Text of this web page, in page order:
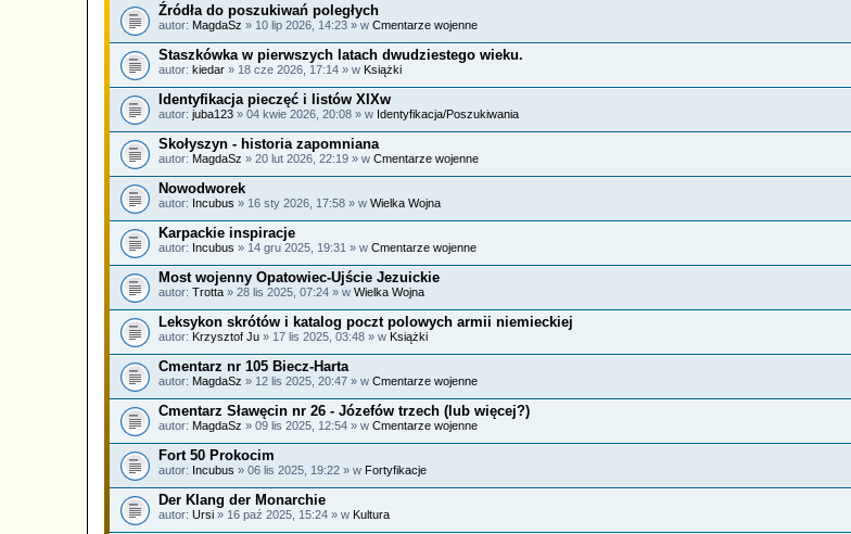
Źródła do poszukiwań poległych
autor: MagdaSz » 10 lip 2026, 14:23 » w Cmentarze wojenne
Staszkówka w pierwszych latach dwudziestego wieku.
autor: kiedar » 18 cze 2026, 17:14 » w Książki
Identyfikacja pieczęć i listów XIXw
autor: juba123 » 04 kwie 2026, 20:08 » w Identyfikacja/Poszukiwania
Skołyszyn - historia zapomniana
autor: MagdaSz » 20 lut 2026, 22:19 » w Cmentarze wojenne
Nowodworek
autor: Incubus » 16 sty 2026, 17:58 » w Wielka Wojna
Karpackie inspiracje
autor: Incubus » 14 gru 2025, 19:31 » w Cmentarze wojenne
Most wojenny Opatowiec-Ujście Jezuickie
autor: Trotta » 28 lis 2025, 07:24 » w Wielka Wojna
Leksykon skrótów i katalog poczt polowych armii niemieckiej
autor: Krzysztof Ju » 17 lis 2025, 03:48 » w Książki
Cmentarz nr 105 Biecz-Harta
autor: MagdaSz » 12 lis 2025, 20:47 » w Cmentarze wojenne
Cmentarz Sławęcin nr 26 - Józefów trzech (lub więcej?)
autor: MagdaSz » 09 lis 2025, 12:54 » w Cmentarze wojenne
Fort 50 Prokocim
autor: Incubus » 06 lis 2025, 19:22 » w Fortyfikacje
Der Klang der Monarchie
autor: Ursi » 16 paź 2025, 15:24 » w Kultura